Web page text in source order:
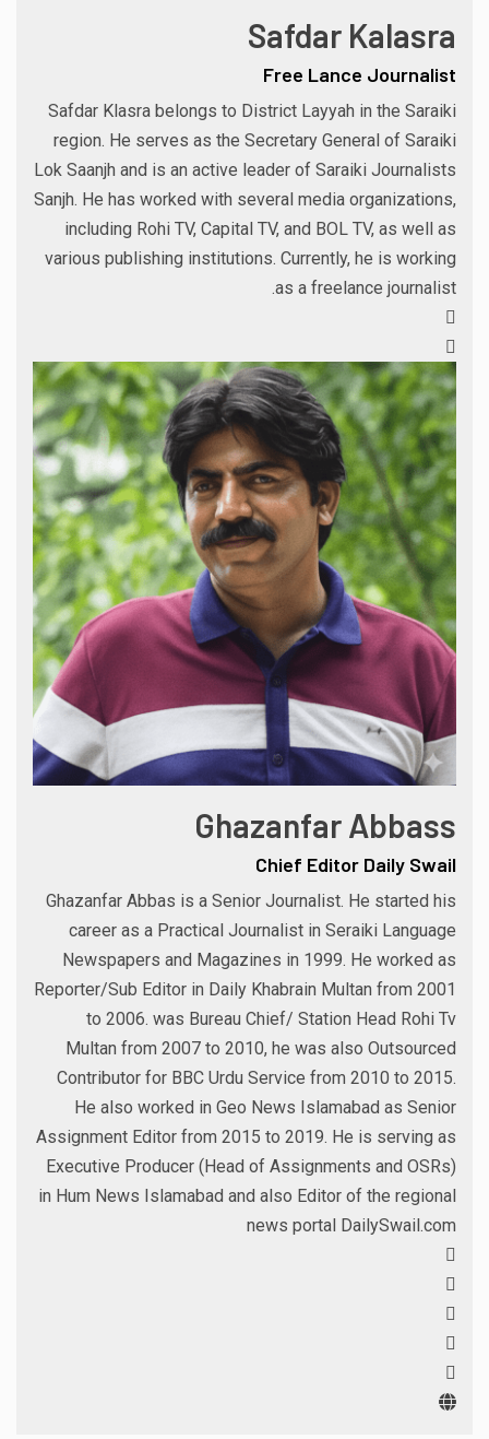
Safdar Kalasra
Free Lance Journalist
Safdar Klasra belongs to District Layyah in the Saraiki
region. He serves as the Secretary General of Saraiki
Lok Saanjh and is an active leader of Saraiki Journalists
Sanjh. He has worked with several media organizations,
including Rohi TV, Capital TV, and BOL TV, as well as
various publishing institutions. Currently, he is working
as a freelance journalist.
Ghazanfar Abbass
Chief Editor Daily Swail
Ghazanfar Abbas is a Senior Journalist. He started his
career as a Practical Journalist in Seraiki Language
Newspapers and Magazines in 1999. He worked as
Reporter/Sub Editor in Daily Khabrain Multan from 2001
to 2006. was Bureau Chief/ Station Head Rohi Tv
Multan from 2007 to 2010, he was also Outsourced
Contributor for BBC Urdu Service from 2010 to 2015.
He also worked in Geo News Islamabad as Senior
Assignment Editor from 2015 to 2019. He is serving as
Executive Producer (Head of Assignments and OSRs)
in Hum News Islamabad and also Editor of the regional
news portal DailySwail.com